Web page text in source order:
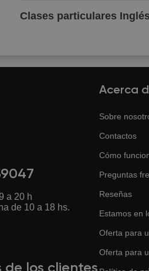
Clases particulares
a 20 h
de 10 a 18 hs.
de los clientes
Acerca
Sobre
Contactos
Cómo
Preguntas
Reseñas
Estamos en
Oferta para
Oferta para